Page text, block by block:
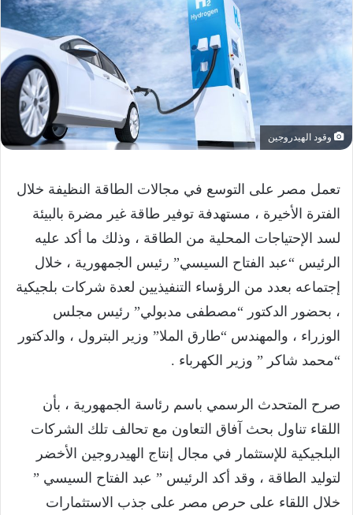
وقود الهيدروجين
تعمل مصر على التوسع في مجالات الطاقة النظيفة خلال
الفترة الأخيرة ، مستهدفة توفير طاقة غير مضرة بالبيئة
لسد الإحتياجات المحلية من الطاقة ، وذلك ما أكد عليه
الرئيس “عبد الفتاح السيسي” رئيس الجمهورية ، خلال
إجتماعه بعدد من الرؤساء التنفيذيين لعدة شركات بلجيكية
، بحضور الدكتور “مصطفى مدبولي” رئيس مجلس
الوزراء ، والمهندس “طارق الملا” وزير البترول ، والدكتور
“محمد شاكر ” وزير الكهرباء .
صرح المتحدث الرسمي باسم رئاسة الجمهورية ، بأن
اللقاء تناول بحث آفاق التعاون مع تحالف تلك الشركات
البلجيكية للإستثمار في مجال إنتاج الهيدروجين الأخضر
لتوليد الطاقة ، وقد أكد الرئيس ” عبد الفتاح السيسي ”
خلال اللقاء على حرص مصر على جذب الاستثمارات